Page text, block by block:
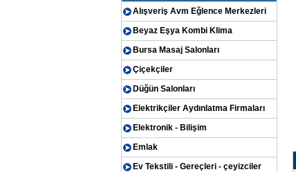
Alışveriş Avm Eğlence Merkezleri
Beyaz Eşya Kombi Klima
Bursa Masaj Salonları
Çiçekçiler
Düğün Salonları
Elektrikçiler Aydınlatma Firmaları
Elektronik - Bilişim
Emlak
Ev Tekstili - Gereçleri - çeyizciler